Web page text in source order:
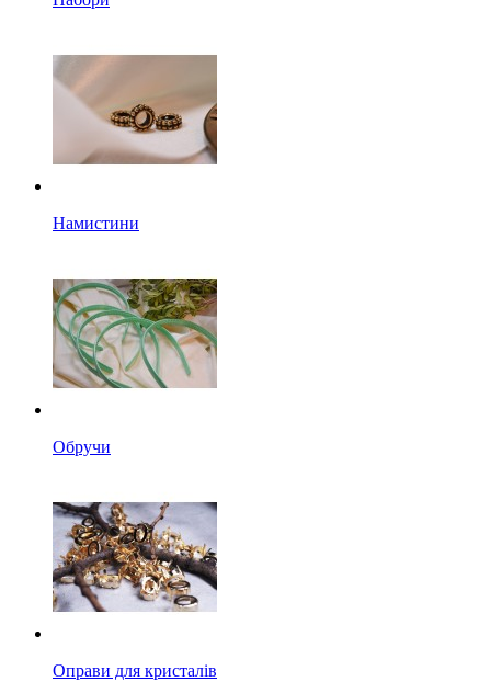
Намистини
Обручи
Оправи для кристалів